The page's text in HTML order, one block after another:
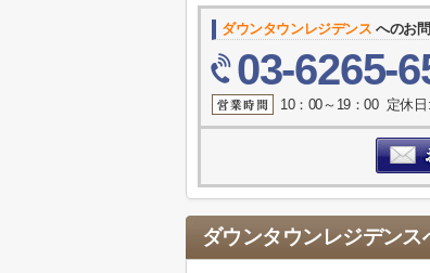
ダウンタウンレジデンス へのお
03-6265-
10：00～19：00 定休
ダウンタウンレジデンス